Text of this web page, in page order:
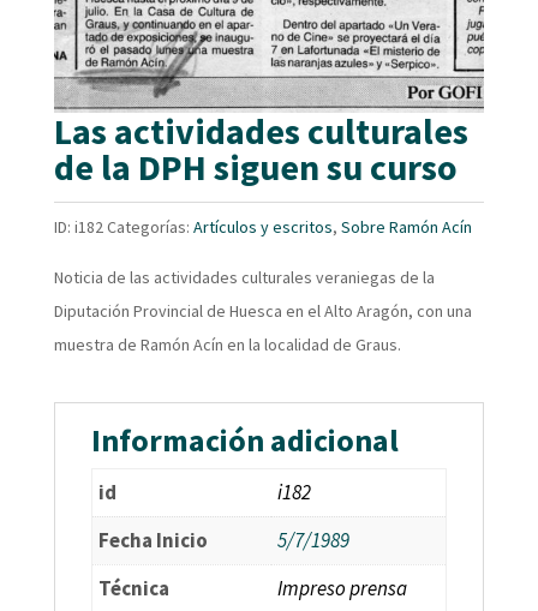
Las actividades culturales
de la DPH siguen su curso
ID: i182Categorías: Artículos y escritos, Sobre Ramón Acín
Noticia de las actividades culturales veraniegas de la
Diputación Provincial de Huesca en el Alto Aragón, con una
muestra de Ramón Acín en la localidad de Graus.
Información adicional
id
i182
Fecha Inicio
5/7/1989
Técnica
Impreso prensa